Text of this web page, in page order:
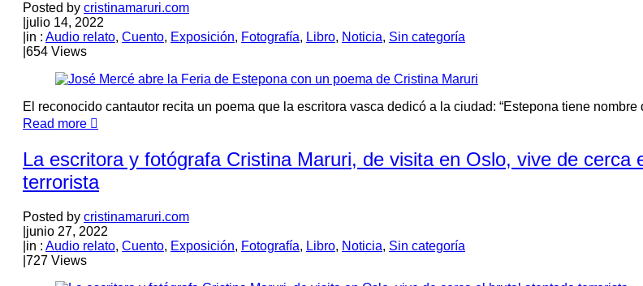
Posted by cristinamaruri.com
julio 14, 2022
in : Audio relato, Cuento, Exposición, Fotografía, Libro, Noticia, Sin categoría
654 Views
El reconocido cantautor recita un poema que la escritora vasca dedicó a la ciudad: “Estepona tiene
Read more
La escritora y fotógrafa Cristina Maruri, de visita en Oslo, vive de cerca
terrorista
Posted by cristinamaruri.com
junio 27, 2022
in : Audio relato, Cuento, Exposición, Fotografía, Libro, Noticia, Sin categoría
727 Views